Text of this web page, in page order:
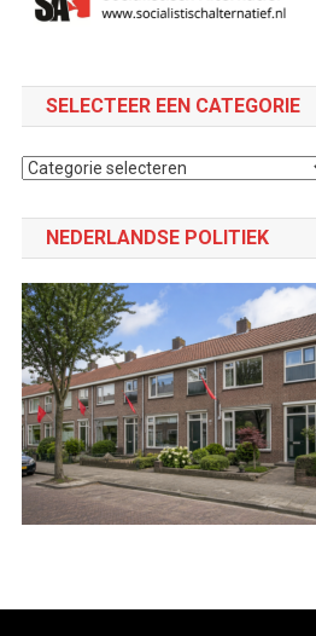
SELECTEER EEN CATEGORIE
Selecteer
categorie
NEDERLANDSE POLITIEK